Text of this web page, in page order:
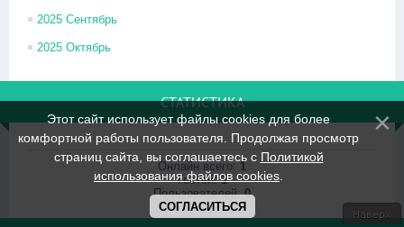
2025 Сентябрь
2025 Октябрь
СТАТИСТИКА
Онлайн всего: 1
Гостей:1
Пользователей:0
Этот сайт использует файлы cookies для более
комфортной работы пользователя. Продолжая просмотр
страниц сайта, вы соглашаетесь с Политикой
использования файлов cookies
СОГЛАСИТЬСЯ